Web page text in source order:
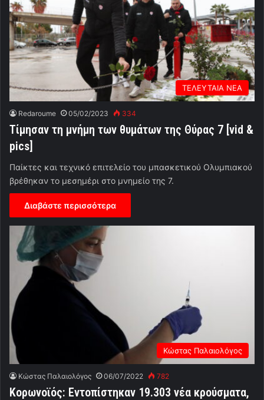
ΤΕΛΕΥΤΑΙΑ ΝΕΑ
Redaroume 05/02/2023 334
Τίμησαν τη μνήμη των θυμάτων της Θύρας 7 [vid &
pics]
Παίκτες και τεχνικό επιτελείο του μπασκετικού Ολυμπιακού
βρέθηκαν το μεσημέρι στο μνημείο της 7.
Διαβάστε περισσότερα
Κώστας Παλαιολόγος
Κώστας Παλαιολόγος 06/07/2022 782
Κορωνοϊός: Εντοπίστηκαν 19.303 νέα κρούσματα,